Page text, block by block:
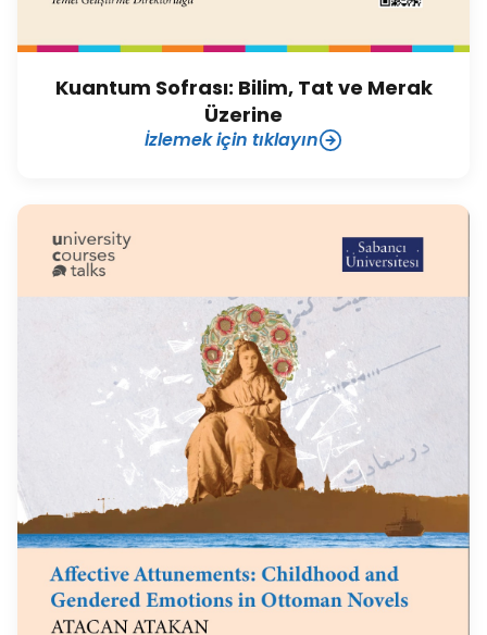
Kuantum Sofrası: Bilim, Tat ve Merak
Üzerine
İzlemek için tıklayın